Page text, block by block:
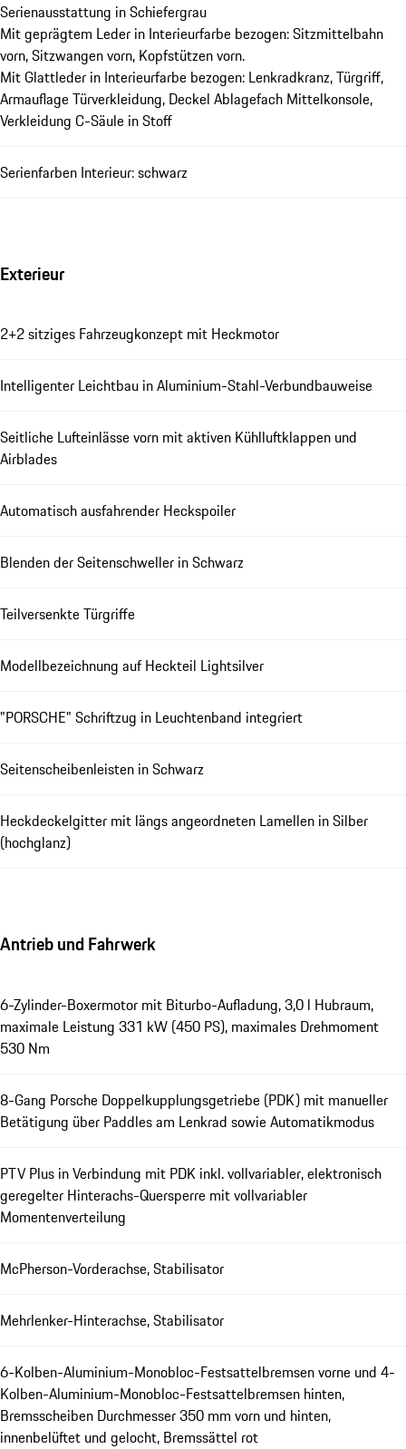
Serienausstattung in Schiefergrau
Mit geprägtem Leder in Interieurfarbe bezogen: Sitzmittelbahn
vorn, Sitzwangen vorn, Kopfstützen vorn.
Mit Glattleder in Interieurfarbe bezogen: Lenkradkranz, Türgriff,
Armauflage Türverkleidung, Deckel Ablagefach Mittelkonsole,
Verkleidung C-Säule in Stoff
Serienfarben Interieur: schwarz
Exterieur
2+2 sitziges Fahrzeugkonzept mit Heckmotor
Intelligenter Leichtbau in Aluminium-Stahl-Verbundbauweise
Seitliche Lufteinlässe vorn mit aktiven Kühlluftklappen und
Airblades
Automatisch ausfahrender Heckspoiler
Blenden der Seitenschweller in Schwarz
Teilversenkte Türgriffe
Modellbezeichnung auf Heckteil Lightsilver
"PORSCHE" Schriftzug in Leuchtenband integriert
Seitenscheibenleisten in Schwarz
Heckdeckelgitter mit längs angeordneten Lamellen in Silber
(hochglanz)
Antrieb und Fahrwerk
6-Zylinder-Boxermotor mit Biturbo-Aufladung, 3,0 l Hubraum,
maximale Leistung 331 kW (450 PS), maximales Drehmoment
530 Nm
8-Gang Porsche Doppelkupplungsgetriebe (PDK) mit manueller
Betätigung über Paddles am Lenkrad sowie Automatikmodus
PTV Plus in Verbindung mit PDK inkl. vollvariabler, elektronisch
geregelter Hinterachs-Quersperre mit vollvariabler
Momentenverteilung
McPherson-Vorderachse, Stabilisator
Mehrlenker-Hinterachse, Stabilisator
6-Kolben-Aluminium-Monobloc-Festsattelbremsen vorne und 4-
Kolben-Aluminium-Monobloc-Festsattelbremsen hinten,
Bremsscheiben Durchmesser 350 mm vorn und hinten,
innenbelüftet und gelocht, Bremssättel rot